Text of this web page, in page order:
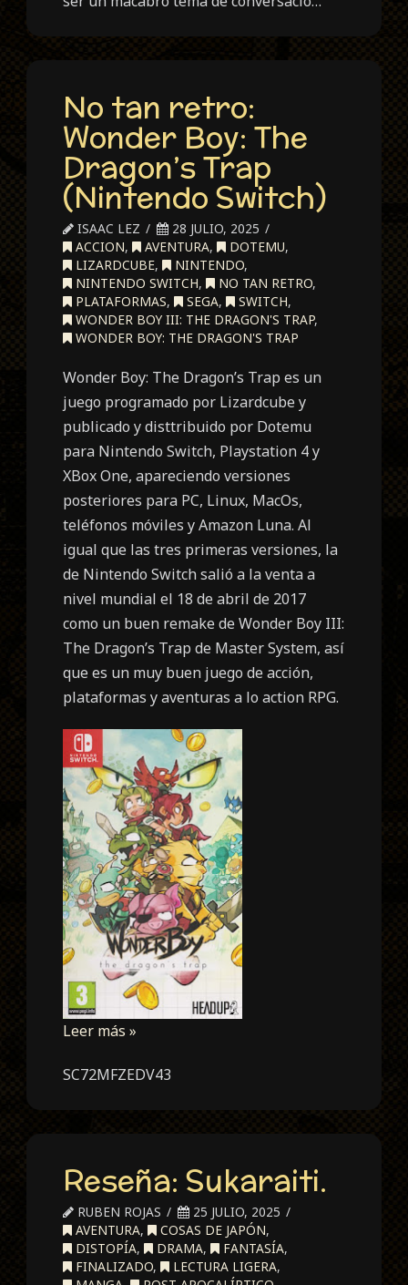
No tan retro:
Wonder Boy: The
Dragon’s Trap
(Nintendo Switch)
ISAAC LEZ
28 JULIO, 2025
ACCION, AVENTURA, DOTEMU,
LIZARDCUBE, NINTENDO,
NINTENDO SWITCH, NO TAN RETRO,
PLATAFORMAS, SEGA, SWITCH,
WONDER BOY III: THE DRAGON'S TRAP,
WONDER BOY: THE DRAGON'S TRAP
Wonder Boy: The Dragon’s Trap es un
juego programado por Lizardcube y
publicado y disttribuido por Dotemu
para Nintendo Switch, Playstation 4 y
XBox One, apareciendo versiones
posteriores para PC, Linux, MacOs,
teléfonos móviles y Amazon Luna. Al
igual que las tres primeras versiones, la
de Nintendo Switch salió a la venta a
nivel mundial el 18 de abril de 2017
como un buen remake deWonder Boy III:
The Dragon’s Trap de Master System, así
que es un muy buen juego de acción,
plataformas y aventuras a lo action RPG.
Leer más »
SC72MFZEDV43
Reseña: Sukaraiti.
RUBEN ROJAS
25 JULIO, 2025
AVENTURA, COSAS DE JAPÓN,
DISTOPÍA, DRAMA, FANTASÍA,
FINALIZADO, LECTURA LIGERA,